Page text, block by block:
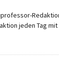
jeden Tag mit